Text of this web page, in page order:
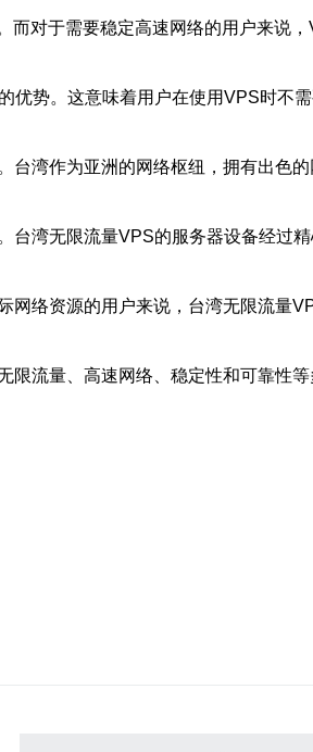
对于需要稳定高速网络的用户来说
优势。这意味着用户在使用VPS时不
湾作为亚洲的网络枢纽，拥有出色
湾无限流量VPS的服务器设备经过
络资源的用户来说，台湾无限流量
流量、高速网络、稳定性和可靠性